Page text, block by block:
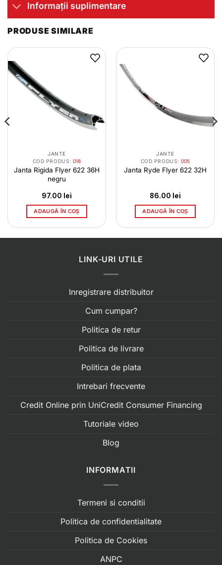
Informații suplimentare
PRODUSE SIMILARE
JANTE
COD PRODUS:018
Janta Rigida Flyer 622 36H
negru
97.00 lei
ADAUGĂ ÎN COȘ
JANTE
COD PRODUS:005
Janta Ryde Flyer 622 32H
86.00 lei
ADAUGĂ ÎN COȘ
LINK-URI UTILE
Inregistrare distribuitor
Cum cumpar?
Politica de retur
Politica de livrare
Politica de plata
Intrebari frecvente
Credit Online prin UniCredit Consumer Financing
Tutoriale video
Blog
INFORMATII
Termeni si conditii
Politica de confidentialitate
Politica de Cookies
ANPC